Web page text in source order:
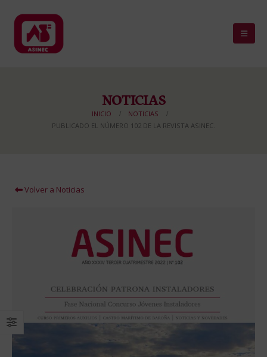
NOTICIAS
INICIO
NOTICIAS
PUBLICADO EL NÚMERO 102 DE LA REVISTA ASINEC.
Volver a Noticias